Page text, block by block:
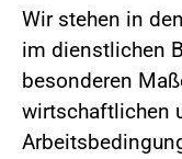
Wir stehen in
im dienstlichen
besonderen
wirtschaftlichen